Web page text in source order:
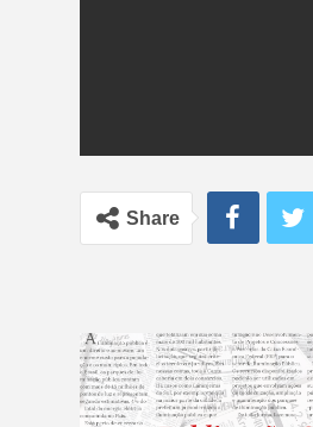
Share